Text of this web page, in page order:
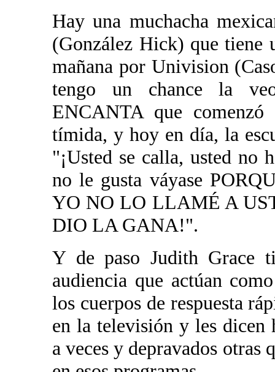
Hay una muchacha
(González Hick) que tiene
mañana por Univision
tengo un chance la
ENCANTA que
tímida, y hoy en día, la
"¡Usted se calla, usted no
no le gusta váyase
YO NO LO LLAMÉ A
DIO LA GANA!".
Y de paso Judith Grace
audiencia que actúan
los cuerpos de respuesta
en la televisión y les dicen
a veces y depravados otras